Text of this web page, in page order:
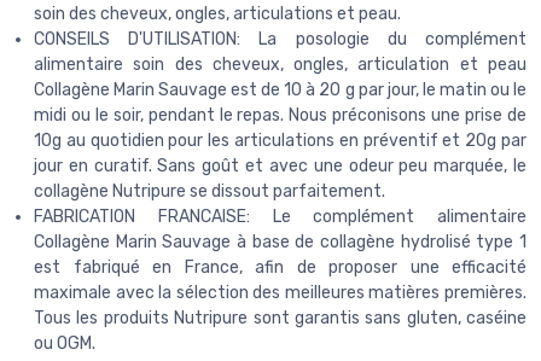
soin des cheveux, ongles, articulations et peau.
CONSEILS D'UTILISATION: La posologie du complément
alimentaire soin des cheveux, ongles, articulation et peau
Collagène Marin Sauvage est de 10 à 20 g par jour, le matin ou le
midi ou le soir, pendant le repas. Nous préconisons une prise de
10g au quotidien pour les articulations en préventif et 20g par
jour en curatif. Sans goût et avec une odeur peu marquée, le
collagène Nutripure se dissout parfaitement.
FABRICATION FRANCAISE: Le complément alimentaire
Collagène Marin Sauvage à base de collagène hydrolisé type 1
est fabriqué en France, afin de proposer une efficacité
maximale avec la sélection des meilleures matières premières.
Tous les produits Nutripure sont garantis sans gluten, caséine
ou OGM.